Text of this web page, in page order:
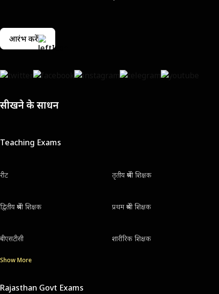
आरंभ करें
सीखने के साधन
Teaching Exams
रीट तृतीय श्रेणी शिक्षक
द्वितीय श्रेणी शिक्षक प्रथम श्रेणी शिक्षक
बीएसटीसी शारीरिक शिक्षक
Show More
Rajasthan Govt Exams